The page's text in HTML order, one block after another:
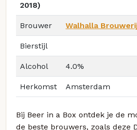
2018)
Brouwer Walhalla
Bierstijl
Alcohol 4.0%
Herkomst Amsterdam
Bij Beer in a Box ontdek je de
de beste brouwers, zoals deze